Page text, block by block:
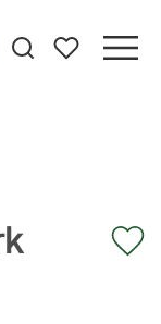
Mina favoriter